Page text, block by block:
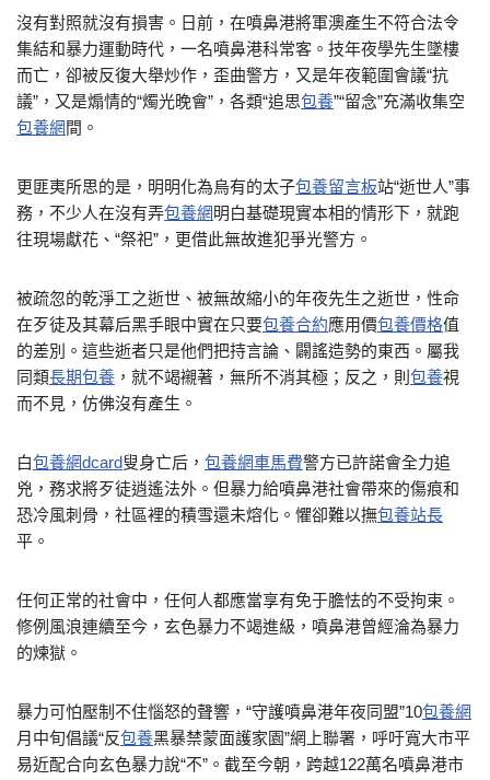
沒有對照就沒有損害。日前，在噴鼻港將軍澳產生不符合法令
集結和暴力運動時代，一名噴鼻港科常客。技年夜學先生墜樓
而亡，卻被反復大舉炒作，歪曲警方，又是年夜範圍會議“抗
議”，又是煽情的“燭光晚會”，各類“追思包養”“留念”充滿收集空
包養網 間。
更匪夷所思的是，明明化為烏有的太子包養留言板站“逝世人”事
務，不少人在沒有弄包養網 明白基礎現實本相的情形下，就跑
往現場獻花、“祭祀”，更借此無故進犯爭光警方。
被疏忽的乾淨工之逝世、被無故縮小的年夜先生之逝世，性命
在歹徒及其幕后黑手眼中實在只要包養合約應用價包養價格值
的差別。這些逝者只是他們把持言論、闢謠造勢的東西。屬我
同類長期包養 ，就不竭襯著，無所不消其極；反之，則 包養視
而不見，仿佛沒有產生。
白包養網dcard叟身亡后， 包養網車馬費警方已許諾會全力追
兇，務求將歹徒逍遙法外。但暴力給噴鼻港社會帶來的傷痕和
恐冷風刺骨，社區裡的積雪還未熔化。懼卻難以撫包養站長
平。
任何正常的社會中，任何人都應當享有免于膽怯的不受拘束。
修例風浪連續至今，玄色暴力不竭進級，噴鼻港曾經淪為暴力
的煉獄。
暴力可怕壓制不住惱怒的聲響，“守護噴鼻港年夜同盟”10包養網
月中旬倡議“反包養黑暴禁蒙面護家園”網上聯署，呼吁寬大市平
易近配合向玄色暴力說“不”。截至今朝，跨越122萬名噴鼻港市